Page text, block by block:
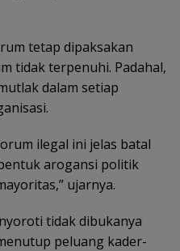
tetap dipaksakan
tidak terpenuhi. Padahal,
dalam setiap
ilegal ini jelas batal
arogansi politik
ujarnya.
tidak dibukanya
peluang kader-